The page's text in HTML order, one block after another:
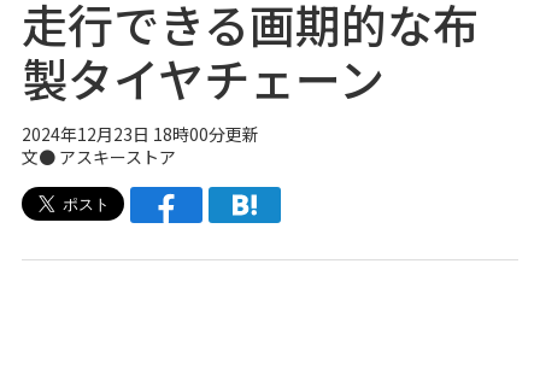
走行できる画期的な布
製タイヤチェーン
2024年12月23日 18時00分更新
文● アスキーストア